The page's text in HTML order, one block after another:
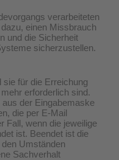
verarbeiteten
einen Missbrauch
und die Sicherheit
sicherzustellen.
für die Erreichung
erforderlich sind.
der Eingabemaske
die per E-Mail
Fall, wenn die jeweilige
ist. Beendet ist die
Umständen
Sachverhalt